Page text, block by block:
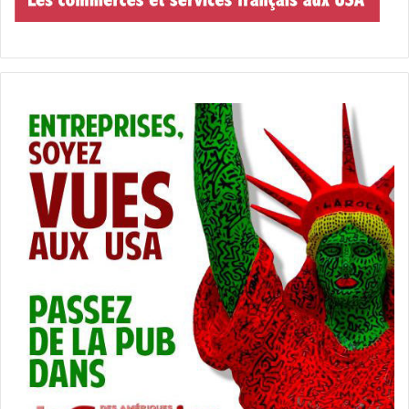
Le « Chief Justice » John Roberts, qui
préside la Cour Suprême des Etats-
Le Sénat doit donc désormais juger le président Trump, ce
qui devrait arriver très vite, probablement en janvier. La
procédure est assez spectaculaire car, elle doit être
dirigée, non pas par un sénateur, mais par le « Chief
Justice » : le chef de la Cour Suprême. Le poste est
occupé par John Roberts (ancien de l’administration de
George H. Bush, nommé à la Cour Suprême par George W.
Bush).
Les Sénateurs peuvent auditionner des témoins. Ca
devrait là aussi être spectaculaire, car les Républicains ne
se priveront pas de convoquer Joe Biden.